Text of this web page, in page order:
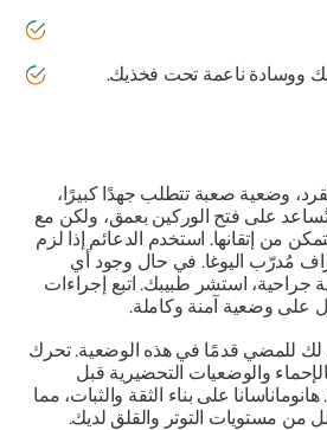
ووسادة ناعمة تحت فخذيك.
وضعية صعبة تتطلب جهدًا كبيرًا،
على فتح الوركين بعمق، ولكن مع
من إتقانها. استخدم الدعائم إذا لزم
مُدرّب اليوغا. في حال وجود أي
استشر طبيبك. اتبع إجراءات
على وضعية آمنة وكاملة.
للمضي قدمًا في هذه الوضعية. تحرك
والوضعيات التحضيرية قبل
على بناء الثقة والثبات، مما
مستويات التوتر والقلق لديك.